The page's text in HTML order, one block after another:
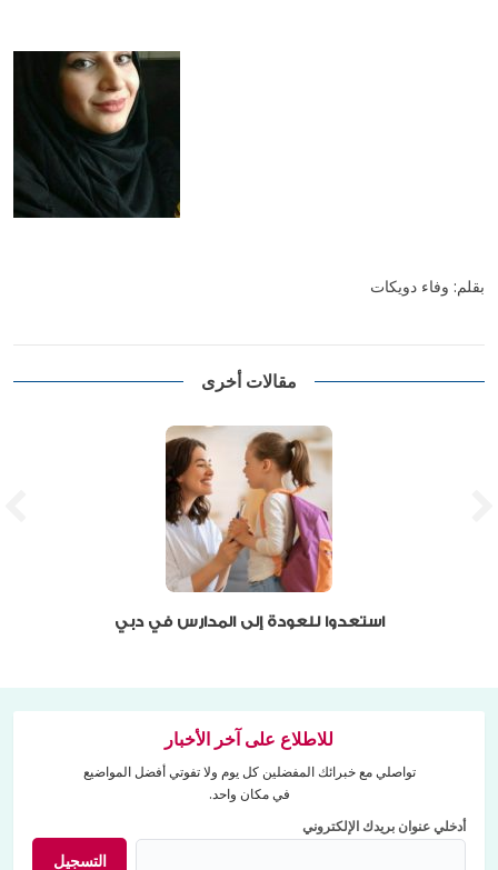
بقلم: وفاء دويكات
مقالات أخرى
استعدوا للعودة إلى المدارس في دبي
للاطلاع على آخر الأخبار
تواصلي مع خبرائك المفضلين كل يوم ولا تفوتي أفضل المواضيع
في مكان واحد.
أدخلي عنوان بريدك الإلكتروني
التسجيل